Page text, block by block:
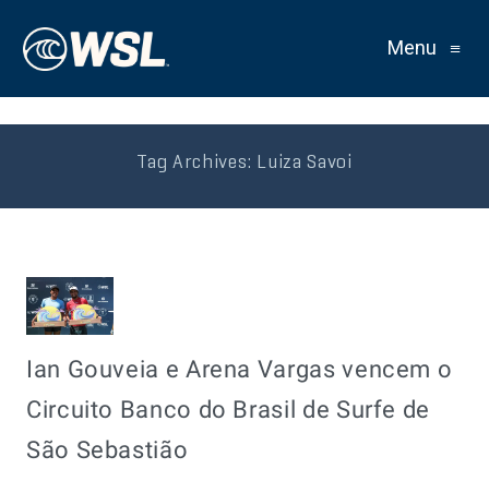
Menu ≡
Tag Archives: Luiza Savoi
Ian Gouveia e Arena Vargas vencem o
Circuito Banco do Brasil de Surfe de
São Sebastião